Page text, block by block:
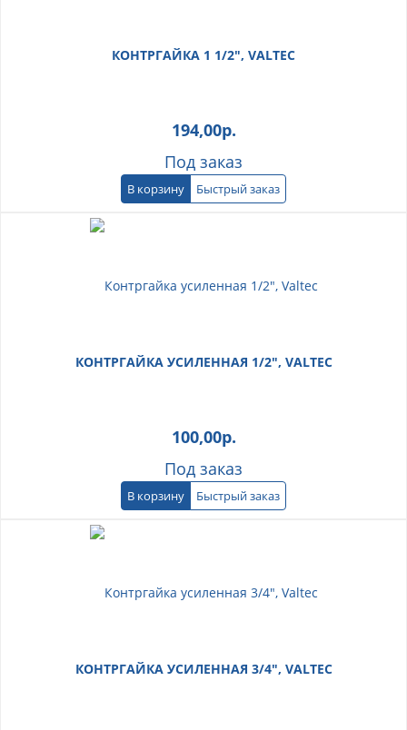
КОНТРГАЙКА 1 1/2", VALTEC
194,00р.
Под заказ
В корзину Быстрый заказ
КОНТРГАЙКА УСИЛЕННАЯ 1/2", VALTEC
100,00р.
Под заказ
В корзину Быстрый заказ
КОНТРГАЙКА УСИЛЕННАЯ 3/4", VALTEC